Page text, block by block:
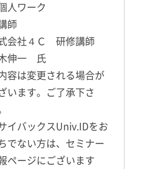
人ワーク
師
会社４Ｃ 研修講師
伸一 氏
容は変更される場合が
います。ご了承下さ
イバックスUniv.IDをお
でない方は、セミナー
ページにございます